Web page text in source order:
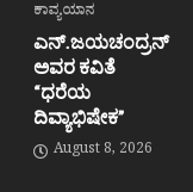
ಕಾವ್ಯಯಾನ
ಎನ್.ಜಯಚಂದ್ರನ್
ಅವರ ಕವಿತೆ
“ಧರೆಯ
ದಿವ್ಯಾಭಿಷೇಕ”
August 8, 2026